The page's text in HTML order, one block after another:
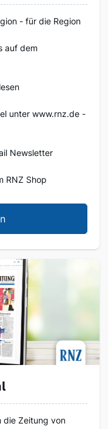
- für die Region
auf dem
unter www.rnz.de -
Newsletter
RNZ Shop
die Zeitung von